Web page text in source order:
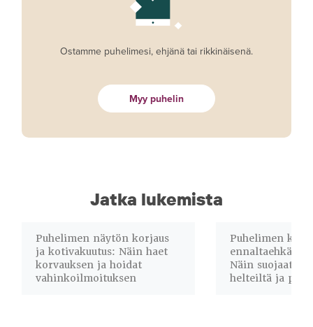
Ostamme puhelimesi, ehjänä tai rikkinäisenä.
Myy puhelin
Jatka lukemista
Puhelimen näytön korjaus
ja kotivakuutus: Näin haet
korvauksen ja hoidat
vahinkoilmoituksen
Puhelimen
Näin suojaat
helteiltä ja